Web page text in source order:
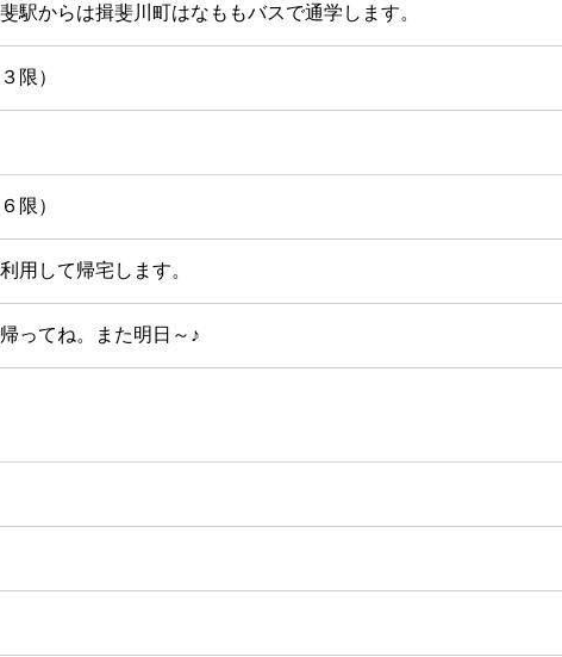
駅からは揖斐川町はなももバスで通学します。
限）
限）
用して帰宅します。
ってね。また明日～♪